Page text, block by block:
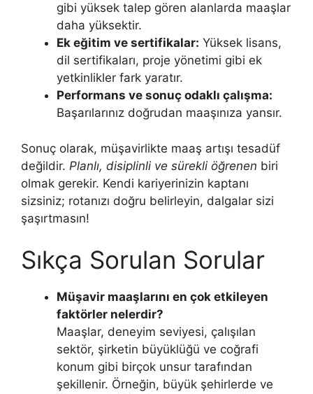
gibi yüksek talep gören alanlarda maaşlar
daha yüksektir.
Ek eğitim ve sertifikalar: Yüksek lisans,
dil sertifikaları, proje yönetimi gibi ek
yetkinlikler fark yaratır.
Performans ve sonuç odaklı çalışma:
Başarılarınız doğrudan maaşınıza yansır.
Sonuç olarak, müşavirlikte maaş artışı tesadüf
değildir. Planlı, disiplinli ve sürekli öğrenen biri
olmak gerekir. Kendi kariyerinizin kaptanı
sizsiniz; rotanızı doğru belirleyin, dalgalar sizi
şaşırtmasın!
Sıkça Sorulan Sorular
Müşavir maaşlarını en çok etkileyen
faktörler nelerdir?
Maaşlar, deneyim seviyesi, çalışılan
sektör, şirketin büyüklüğü ve coğrafi
konum gibi birçok unsur tarafından
şekillenir. Örneğin, büyük şehirlerde ve